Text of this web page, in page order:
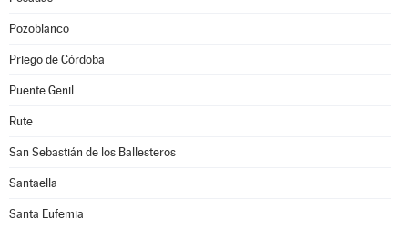
Pozoblanco
Priego de Córdoba
Puente Genil
Rute
San Sebastián de los Ballesteros
Santaella
Santa Eufemia